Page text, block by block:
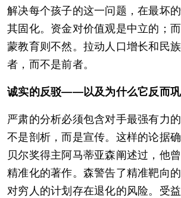
解决每个孩子的这一问题，在最坏
其固化。资金对价值观是中立的；
蒙教育则不然。拉动人口增长和民
者，而不是前者。
诚实的反驳——以及为什么它反而
严肃的分析必须包含对手最强有力
不是剖析，而是宣传。这样的论据
贝尔奖得主阿马蒂亚森阐述过，他
精准化的著作。森警告了精准靶向
对穷人的计划存在退化的风险。受